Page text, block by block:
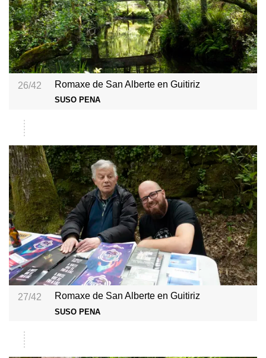
26/42 Romaxe de San Alberte en Guitiriz
SUSO PENA
27/42 Romaxe de San Alberte en Guitiriz
SUSO PENA